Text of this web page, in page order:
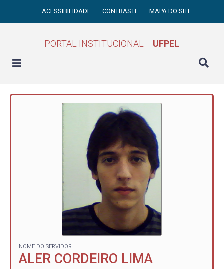
ACESSIBILIDADE CONTRASTE MAPA DO SITE
PORTAL INSTITUCIONAL UFPEL
NOME DO SERVIDOR
ALER CORDEIRO LIMA